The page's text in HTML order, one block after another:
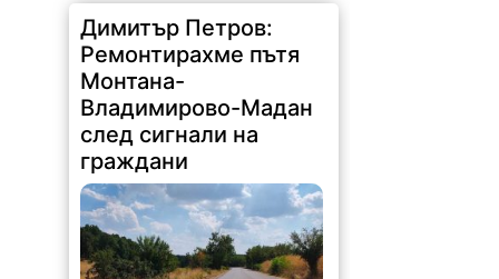
Димитър Петров:
Ремонтирахме пътя
Монтана-
Владимирово-Мадан
след сигнали на
граждани